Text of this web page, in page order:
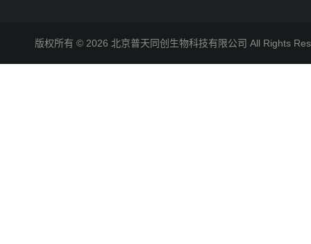
版权所有 © 2026 北京普天同创生物科技有限公司 All Rights